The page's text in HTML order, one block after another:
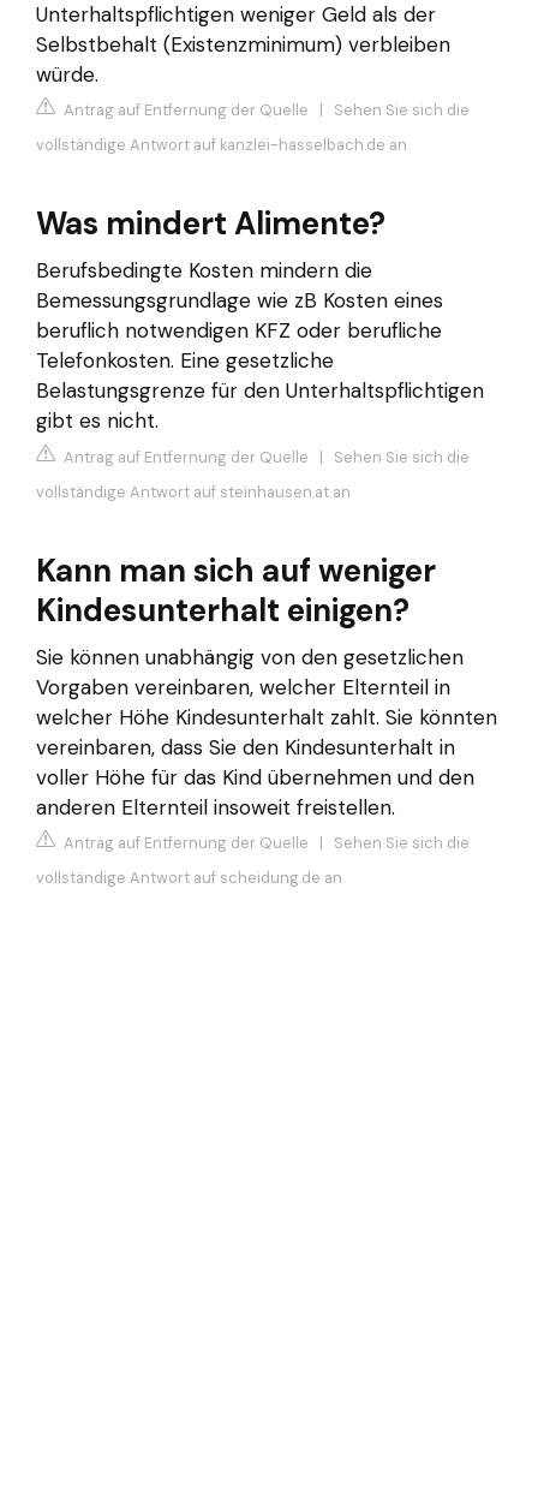
Unterhaltspflichtigen weniger Geld als der
Selbstbehalt (Existenzminimum) verbleiben
würde.
Antrag auf Entfernung der Quelle | Sehen Sie sich die
vollständige Antwort auf kanzlei-hasselbach.de an
Was mindert Alimente?
Berufsbedingte Kosten mindern die
Bemessungsgrundlage wie zB Kosten eines
beruflich notwendigen KFZ oder berufliche
Telefonkosten. Eine gesetzliche
Belastungsgrenze für den Unterhaltspflichtigen
gibt es nicht.
Antrag auf Entfernung der Quelle | Sehen Sie sich die
vollständige Antwort auf steinhausen.at an
Kann man sich auf weniger
Kindesunterhalt einigen?
Sie können unabhängig von den gesetzlichen
Vorgaben vereinbaren, welcher Elternteil in
welcher Höhe Kindesunterhalt zahlt. Sie könnten
vereinbaren, dass Sie den Kindesunterhalt in
voller Höhe für das Kind übernehmen und den
anderen Elternteil insoweit freistellen.
Antrag auf Entfernung der Quelle | Sehen Sie sich die
vollständige Antwort auf scheidung.de an